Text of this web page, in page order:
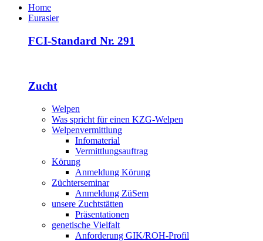
Home
Eurasier
FCI-Standard Nr. 291
Zucht
Welpen
Was spricht für einen KZG-Welpen
Welpenvermittlung
Infomaterial
Vermittlungsauftrag
Körung
Anmeldung Körung
Züchterseminar
Anmeldung ZüSem
unsere Zuchtstätten
Präsentationen
genetische Vielfalt
Anforderung GIK/ROH-Profil